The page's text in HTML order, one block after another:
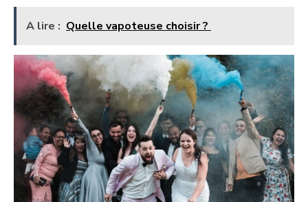
A lire : Quelle vapoteuse choisir ?